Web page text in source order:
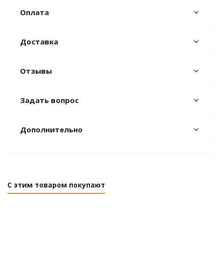
Оплата
Доставка
Отзывы
Задать вопрос
Дополнительно
С этим товаром покупают